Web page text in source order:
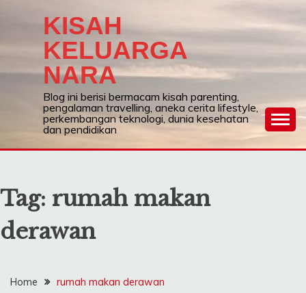
KISAH
KELUARGA
NARA
Blog ini berisi bermacam kisah parenting,
pengalaman travelling, aneka cerita lifestyle,
perkembangan teknologi, dunia kesehatan
dan pendidikan
Tag: rumah makan
derawan
Home rumah makan derawan